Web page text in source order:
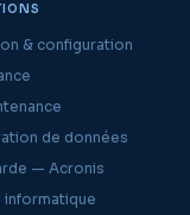
& configuration
de données
— Acronis
informatique